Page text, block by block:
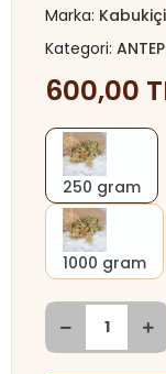
Marka: Kabukiçi
Kategori:
600,00
250 gram
1000 gram